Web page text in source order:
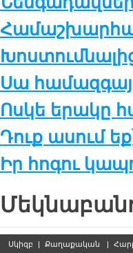
Սա
Ոսկե երակը
Դուք ասում
Իր հոգու
Սկիզբ | Քաղաքական |